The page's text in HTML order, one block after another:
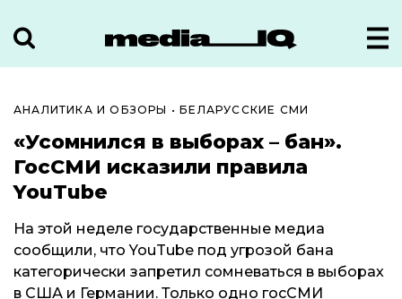
АНАЛИТИКА И ОБЗОРЫ •БЕЛАРУССКИЕ СМИ
«Усомнился в выборах – бан».
ГосСМИ исказили правила
YouTube
На этой неделе государственные медиа
сообщили, что YouTube под угрозой бана
категорически запретил сомневаться в выборах
в США и Германии. Только одно госСМИ